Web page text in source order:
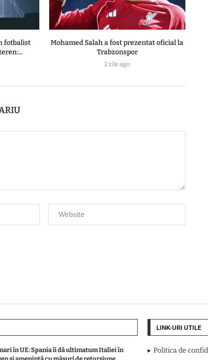
fotbalist
Mohamed Salah a fost prezentat oficial la
Trabzonspor
2 zile ago
în UE: Spania îi dă ultimatum Italiei în
LINK-URI UTILE
Politica de